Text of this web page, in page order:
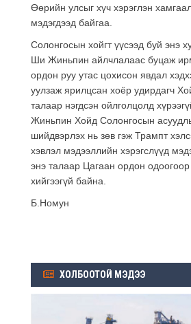
Өөрийн улсыг хүч хэрэглэн
мэдэгдээд байгаа.
Солонгосын хойгт үүсээд буй энэ
Ши Жиньпин айлчлалаас буцаж
ордон руу утас цохисон явдал
уулзаж ярилцсан хоёр удирдагч
талаар нэгдсэн ойлголцолд
Жиньпин Хойд Солонгосын
шийдвэрлэх нь зөв гэж Трампт
хэвлэл мэдээллийн хэрэгслүүд
энэ талаар Цагаан ордон
хийгээгүй байна.
Б.Номун
ХОЛБООТОЙ МЭДЭЭ